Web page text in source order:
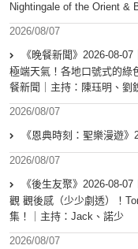
Nightingale of the Orient &
2026/08/07
《晚餐新聞》2026-08-
極端天氣！各地口號式的綠
餐新聞｜主持：陳珏明、劉
2026/08/07
《恩典時刻：聖樂漫遊
2026/08/07
《後生友聚》2026-08-
觀 觀後感（少少劇透）！
集！｜主持：Jack、諾少
2026/08/07